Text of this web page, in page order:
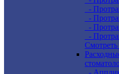
-
-
-
-
-